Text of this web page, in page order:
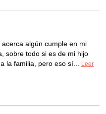
algún cumple en mi
sobre todo si es de mi hijo
la familia, pero eso sí...
Leer